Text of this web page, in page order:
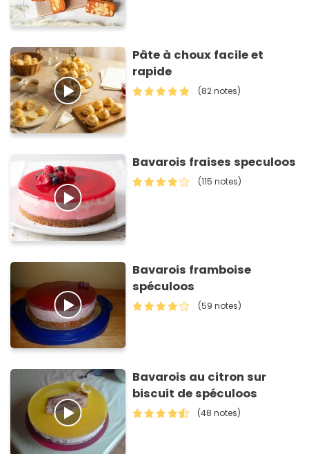
Pâte à choux facile et
rapide
(82 notes)
Bavarois fraises speculoos
(115 notes)
Bavarois framboise
spéculoos
(59 notes)
Bavarois au citron sur
biscuit de spéculoos
(48 notes)